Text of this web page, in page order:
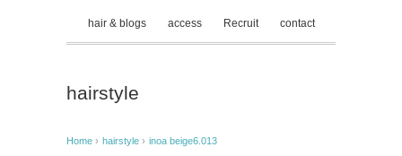
hair & blogs access Recruit contact
hairstyle
Home › hairstyle › inoa beige6.013